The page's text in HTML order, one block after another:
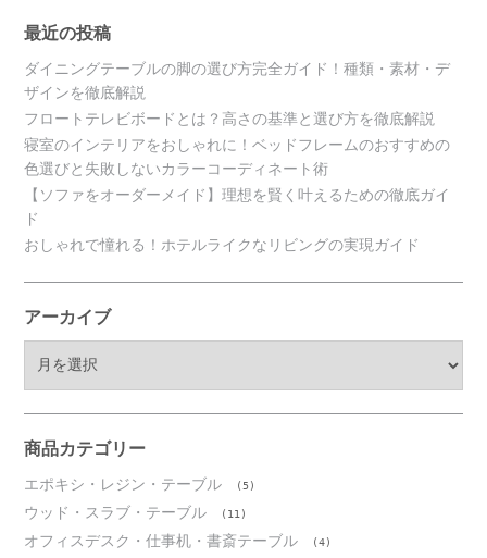
最近の投稿
ダイニングテーブルの脚の選び方完全ガイド！種類・素材・デ
ザインを徹底解説
フロートテレビボードとは？高さの基準と選び方を徹底解説
寝室のインテリアをおしゃれに！ベッドフレームのおすすめの
色選びと失敗しないカラーコーディネート術
【ソファをオーダーメイド】理想を賢く叶えるための徹底ガイ
ド
おしゃれで憧れる！ホテルライクなリビングの実現ガイド
アーカイブ
ブ
商品カテゴリー
エポキシ・レジン・テーブル (5)
ウッド・スラブ・テーブル (11)
オフィスデスク・仕事机・書斎テーブル (4)